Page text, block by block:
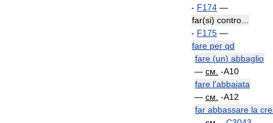
- F174 —
far(si) contro
- F175 —
fare per qd
fare (un) abbaglio
— см -A10
fare l'abbaiata
— см -A12
far abbassare la